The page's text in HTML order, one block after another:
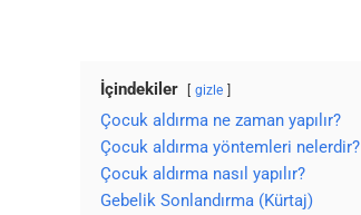
İçindekiler gizle
Çocuk aldırma ne zaman yapılır?
Çocuk aldırma yöntemleri nelerdir?
Çocuk aldırma nasıl yapılır?
Gebelik Sonlandırma (Kürtaj)